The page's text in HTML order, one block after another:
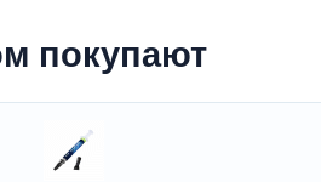
покупают